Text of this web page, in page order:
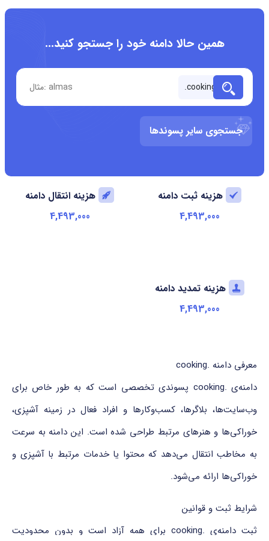
همین حالا دامنه خود را جستجو کنید...
جستجوی سایر پسوندها
هزینه ثبت دامنه
4,493,000
هزینه انتقال دامنه
4,493,000
هزینه تمدید دامنه
4,493,000
معرفی دامنه .cooking
دامنه‌ی .cooking پسوندی تخصصی است که به طور خاص برای
وب‌سایت‌ها، بلاگرها، کسب‌وکارها و افراد فعال در زمینه آشپزی،
خوراکی‌ها و هنرهای مرتبط طراحی شده است. این دامنه به سرعت
به مخاطب انتقال می‌دهد که محتوا یا خدمات مرتبط با آشپزی و
خوراکی‌ها ارائه می‌شود.
شرایط ثبت و قوانین
ثبت دامنه‌ی .cooking برای همه آزاد است و بدون محدودیت